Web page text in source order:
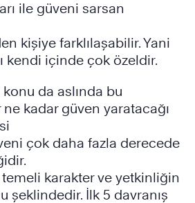
ile güveni sarsan
kişiye farklılaşabilir. Yani
kendi içinde çok özeldir.
da aslında bu
ne kadar güven yaratacağı
çok daha fazla derecede
temeli karakter ve yetkinliğin
şeklindedir. İlk 5 davranış